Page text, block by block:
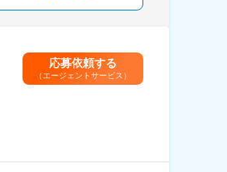
応募依頼する
（エージェントサービス）